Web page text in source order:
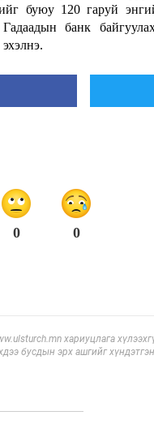
буюу 120 гаруй
Гадаадын банк
0 0
хариуцлага
бусдын эрх ашгийг